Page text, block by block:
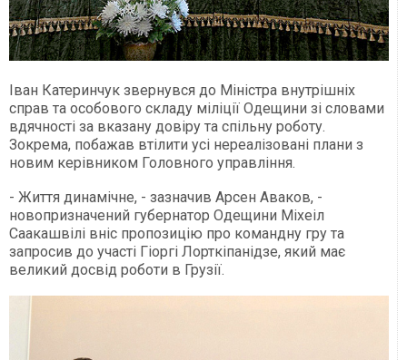
Іван Катеринчук звернувся до Міністра внутрішніх
справ та особового складу міліції Одещини зі словами
вдячності за вказану довіру та спільну роботу.
Зокрема, побажав втілити усі нереалізовані плани з
новим керівником Головного управління.
- Життя динамічне, - зазначив Арсен Аваков, -
новопризначений губернатор Одещини Міхеіл
Саакашвілі вніс пропозицію про командну гру та
запросив до участі Гіоргі Лорткіпанідзе, який має
великий досвід роботи в Грузії.